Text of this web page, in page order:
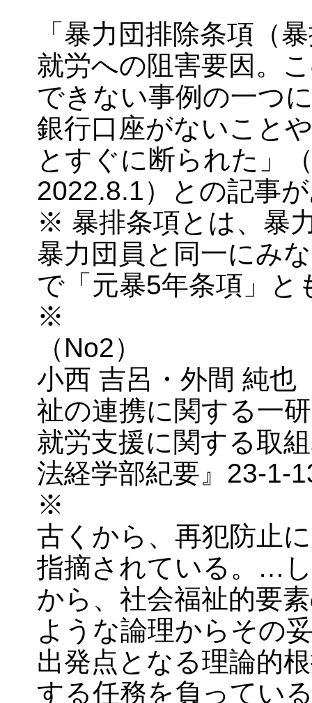
「暴力団排除条項（
就労への阻害要因。
できない事例の一つ
銀行口座がないこと
とすぐに断られた」
2022.8.1）との記事
※ 暴排条項とは、暴
暴力団員と同一にみ
で「元暴5年条項」と
※
（No2）
小西 吉呂・外間 純
祉の連携に関する一
就労支援に関する取
法経学部紀要』23-1-
※
古くから、再犯防止
指摘されている。…
から、社会福祉的要
ような論理からその
出発点となる理論的
する任務を負ってい